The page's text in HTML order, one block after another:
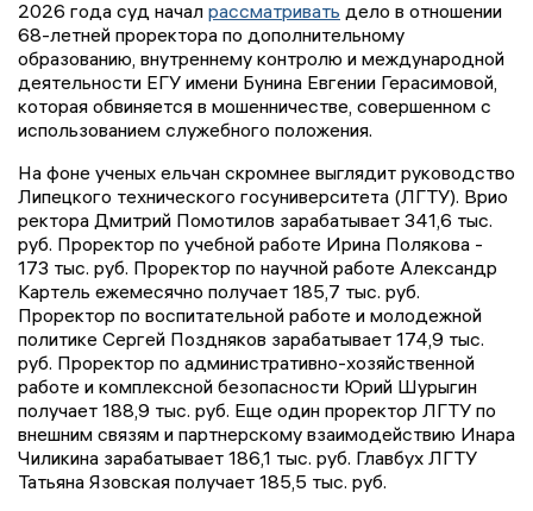
2026 года суд начал рассматривать дело в отношении
68-летней проректора по дополнительному
образованию, внутреннему контролю и международной
деятельности ЕГУ имени Бунина Евгении Герасимовой,
которая обвиняется в мошенничестве, совершенном с
использованием служебного положения.
На фоне ученых ельчан скромнее выглядит руководство
Липецкого технического госуниверситета (ЛГТУ). Врио
ректора Дмитрий Помотилов зарабатывает 341,6 тыс.
руб. Проректор по учебной работе Ирина Полякова -
173 тыс. руб. Проректор по научной работе Александр
Картель ежемесячно получает 185,7 тыс. руб.
Проректор по воспитательной работе и молодежной
политике Сергей Поздняков зарабатывает 174,9 тыс.
руб. Проректор по административно-хозяйственной
работе и комплексной безопасности Юрий Шурыгин
получает 188,9 тыс. руб. Еще один проректор ЛГТУ по
внешним связям и партнерскому взаимодействию Инара
Чиликина зарабатывает 186,1 тыс. руб. Главбух ЛГТУ
Татьяна Язовская получает 185,5 тыс. руб.